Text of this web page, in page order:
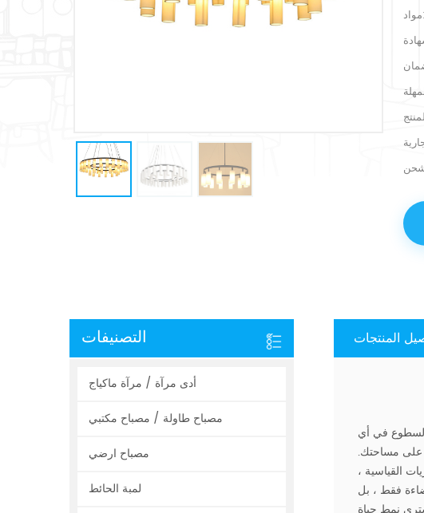
مواد:
التصنيفات
أدى مرآة / مرآة ماكياج
مصباح طاولة / مصباح مكتبي
مصباح ارضي
لمبة الحائط
المنتجات
لتقديم دفعة من السطوع في أي
على مساحتك.
القياسية ،
فقط ، بل